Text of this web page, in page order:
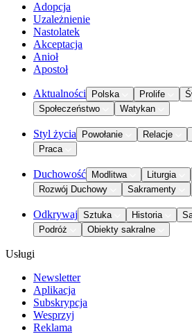
Adopcja
Uzależnienie
Nastolatek
Akceptacja
Anioł
Apostoł
Aktualności Polska Prolife
Społeczeństwo
Watykan
Styl życia Powołanie Relacje
Praca
Duchowość Modlitwa Liturgia
Rozwój Duchowy
Sakramenty
Odkrywaj Sztuka Historia
Podróż
Obiekty sakralne
Usługi
Newsletter
Aplikacja
Subskrypcja
Wesprzyj
Reklama